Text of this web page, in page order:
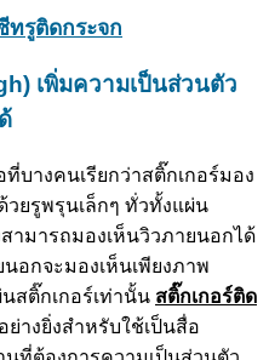
ทรูติดกระจก
เพิ่มความเป็นส่วนตัว
ที่บางคนเรียกว่าสติ๊กเกอร์มอง
วยรูพรุนเล็กๆ ทั่วทั้งแผ่น
ามารถมองเห็นวิวภายนอกได้
อกจะมองเห็นเพียงภาพ
สติ๊กเกอร์เท่านั้น สติ๊กเกอร์ติด
ย่างยิ่งสำหรับใช้เป็นสื่อ